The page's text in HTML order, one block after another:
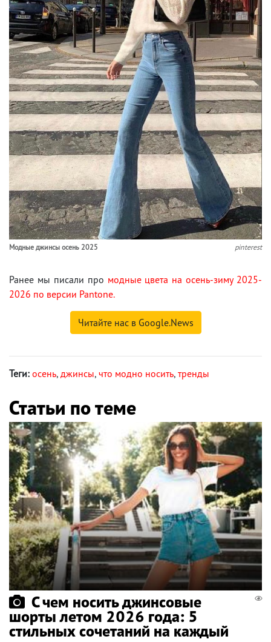
Модные джинсы осень 2025 pinterest
Ранее мы писали про модные цвета на осень-зиму 2025-
2026 по версии Pantone.
Читайте нас в Google.News
Теги: осень, джинсы, что модно носить, тренды
Статьи по теме
С чем носить джинсовые
шорты летом 2026 года: 5
стильных сочетаний на каждый